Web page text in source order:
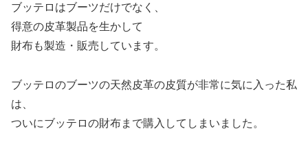
ブッテロはブーツだけでなく、
得意の皮革製品を生かして
財布も製造・販売しています。
ブッテロのブーツの天然皮革の皮質が非常に気に入った私
は、
ついにブッテロの財布まで購入してしまいました。